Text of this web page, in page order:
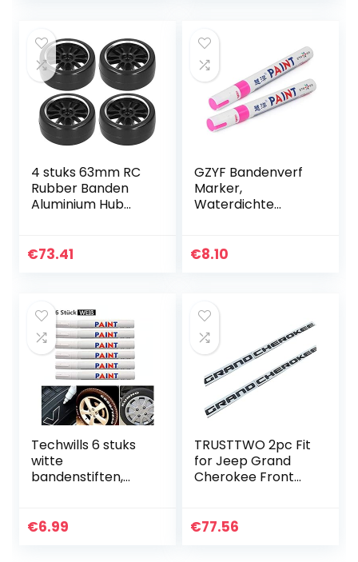
4 stuks 63mm RC
Rubber Banden
Aluminium Hub
Accessoires Fit
€73.41
GZYF Bandenverf
Marker,
Waterdichte
Fluorescentie
€8.10
Techwills 6 stuks
witte
bandenstiften,
motorfiets,
€6.99
TRUSTTWO 2pc Fit
for Jeep Grand
Cherokee Front
Naamplaat Badge
€77.56